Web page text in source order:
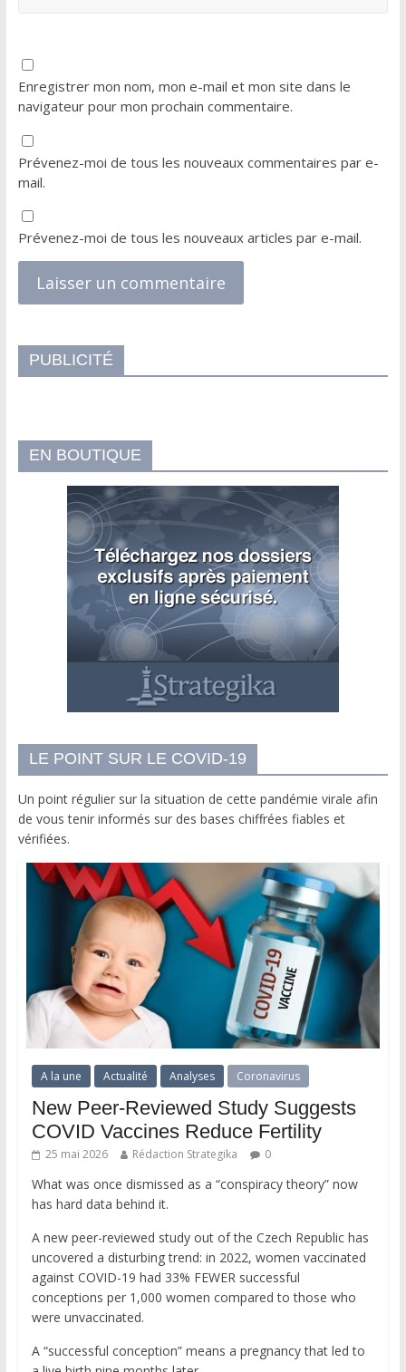
Enregistrer mon nom, mon e-mail et mon site dans le
navigateur pour mon prochain commentaire.
Prévenez-moi de tous les nouveaux commentaires par e-
mail.
Prévenez-moi de tous les nouveaux articles par e-mail.
PUBLICITÉ
EN BOUTIQUE
LE POINT SUR LE COVID-19
Un point régulier sur la situation de cette pandémie virale afin
de vous tenir informés sur des bases chiffrées fiables et
vérifiées.
A la une Actualité Analyses Coronavirus
New Peer-Reviewed Study Suggests
COVID Vaccines Reduce Fertility
25 mai 2026 Rédaction Strategika 0
What was once dismissed as a “conspiracy theory” now
has hard data behind it.
A new peer-reviewed study out of the Czech Republic has
uncovered a disturbing trend: in 2022, women vaccinated
against COVID-19 had 33% FEWER successful
conceptions per 1,000 women compared to those who
were unvaccinated.
A “successful conception” means a pregnancy that led to